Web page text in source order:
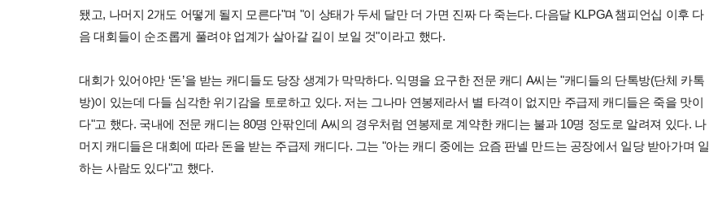
됐고, 나머지 2개도 어떻게 될지 모른다"며 "이 상태가 두세 달만 더 가면 진짜 다 죽는다. 다음달 KLPGA 챔피언십 이후 다
음 대회들이 순조롭게 풀려야 업계가 살아갈 길이 보일 것"이라고 했다.
대회가 있어야만 ‘돈’을 받는 캐디들도 당장 생계가 막막하다. 익명을 요구한 전문 캐디 A씨는 "캐디들의 단톡방(단체 카톡
방)이 있는데 다들 심각한 위기감을 토로하고 있다. 저는 그나마 연봉제라서 별 타격이 없지만 주급제 캐디들은 죽을 맛이
다"고 했다. 국내에 전문 캐디는 80명 안팎인데 A씨의 경우처럼 연봉제로 계약한 캐디는 불과 10명 정도로 알려져 있다. 나
머지 캐디들은 대회에 따라 돈을 받는 주급제 캐디다. 그는 "아는 캐디 중에는 요즘 판넬 만드는 공장에서 일당 받아가며 일
하는 사람도 있다"고 했다.